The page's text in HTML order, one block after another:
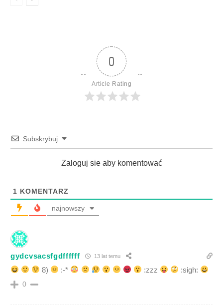
0
Article Rating
Subskrybuj
Zaloguj sie aby komentować
1 KOMENTARZ
najnowszy
gydcvsacsfgdffffff 13 lat temu
8) :-* :zzz :sigh:
0